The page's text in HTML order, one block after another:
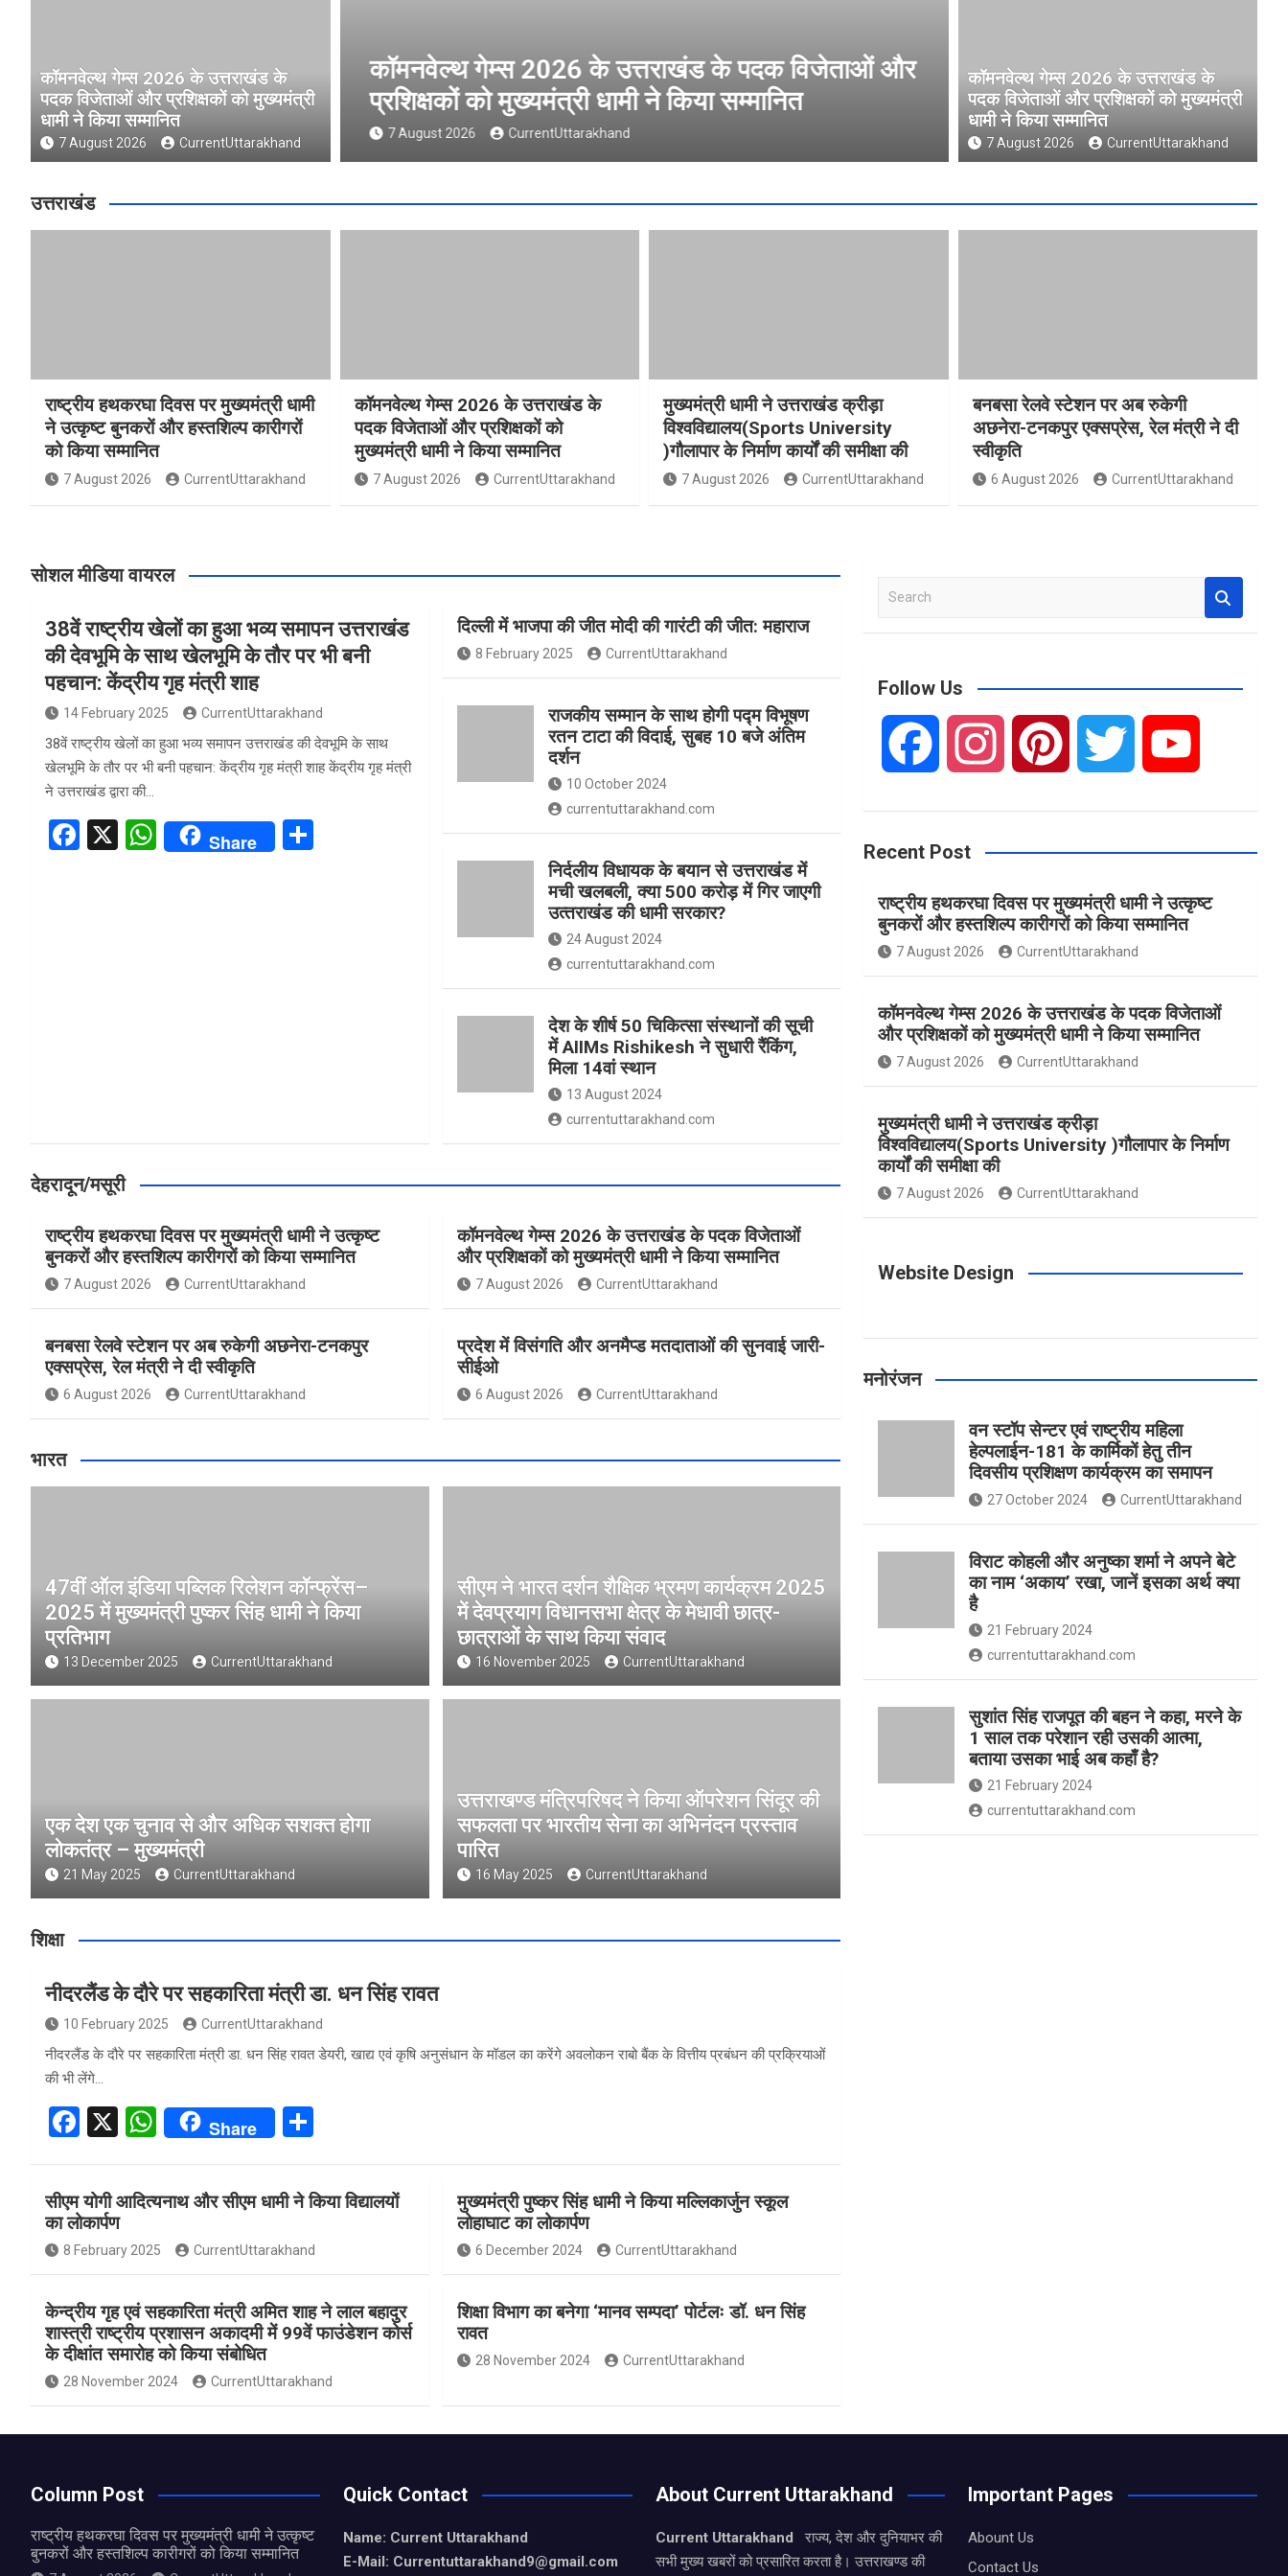
कॉमनवेल्थ गेम्स 2026 के उत्तराखंड के
पदक विजेताओं और प्रशिक्षकों को मुख्यमंत्री
धामी ने किया सम्मानित
7 August 2026 CurrentUttarakhand
धामी ने उत्कृष्ट बुनकरों
सम्मानित
कॉमनवेल्थ गेम्स 2026 के उत्तराखंड के पदक विजेताओं और
प्रशिक्षकों को मुख्यमंत्री धामी ने किया सम्मानित
7 August 2026 CurrentUttarakhand
मुख्यमंत्री धामी ने उत्तराखंड
University )गौलापार के निर्माण
कॉमनवेल्थ गेम्स 2026 के उत्तराखंड के
पदक विजेताओं और प्रशिक्षकों को मुख्यमंत्री
धामी ने किया सम्मानित
7 August 2026 CurrentUttarakhand
उत्तराखंड
राष्ट्रीय हथकरघा दिवस पर मुख्यमंत्री धामी
ने उत्कृष्ट बुनकरों और हस्तशिल्प कारीगरों
को किया सम्मानित
7 August 2026 CurrentUttarakhand
कॉमनवेल्थ गेम्स 2026 के उत्तराखंड के
पदक विजेताओं और प्रशिक्षकों को
मुख्यमंत्री धामी ने किया सम्मानित
7 August 2026 CurrentUttarakhand
मुख्यमंत्री धामी ने उत्तराखंड क्रीड़ा
विश्वविद्यालय(Sports University
)गौलापार के निर्माण कार्यों की समीक्षा की
7 August 2026 CurrentUttarakhand
बनबसा रेलवे स्टेशन पर अब रुकेगी
अछनेरा-टनकपुर एक्सप्रेस, रेल मंत्री ने दी
स्वीकृति
6 August 2026 CurrentUttarakhand
सोशल मीडिया वायरल
38वें राष्ट्रीय खेलों का हुआ भव्य समापन उत्तराखंड
की देवभूमि के साथ खेलभूमि के तौर पर भी बनी
पहचान: केंद्रीय गृह मंत्री शाह
14 February 2025 CurrentUttarakhand
38वें राष्ट्रीय खेलों का हुआ भव्य समापन उत्तराखंड की देवभूमि के साथ
खेलभूमि के तौर पर भी बनी पहचान: केंद्रीय गृह मंत्री शाह केंद्रीय गृह मंत्री
ने उत्तराखंड द्वारा की…
F
X
W
Share
दिल्ली में भाजपा की जीत मोदी की गारंटी की जीत: महाराज
8 February 2025 CurrentUttarakhand
राजकीय सम्मान के साथ होगी पद्म विभूषण
रतन टाटा की विदाई, सुबह 10 बजे अंतिम
दर्शन
10 October 2024
currentuttarakhand.com
निर्दलीय विधायक के बयान से उत्तराखंड में
मची खलबली, क्‍या 500 करोड़ में गिर जाएगी
उत्‍तराखंड की धामी सरकार?
24 August 2024
currentuttarakhand.com
देश के शीर्ष 50 चिकित्सा संस्थानों की सूची
में AIIMs Rishikesh ने सुधारी रैंकिंग,
मिला 14वां स्थान
13 August 2024
currentuttarakhand.com
देहरादून/मसूरी
राष्ट्रीय हथकरघा दिवस पर मुख्यमंत्री धामी ने उत्कृष्ट
बुनकरों और हस्तशिल्प कारीगरों को किया सम्मानित
7 August 2026 CurrentUttarakhand
कॉमनवेल्थ गेम्स 2026 के उत्तराखंड के पदक विजेताओं
और प्रशिक्षकों को मुख्यमंत्री धामी ने किया सम्मानित
7 August 2026 CurrentUttarakhand
बनबसा रेलवे स्टेशन पर अब रुकेगी अछनेरा-टनकपुर
एक्सप्रेस, रेल मंत्री ने दी स्वीकृति
6 August 2026 CurrentUttarakhand
प्रदेश में विसंगति और अनमैप्ड मतदाताओं की सुनवाई जारी-
सीईओ
6 August 2026 CurrentUttarakhand
भारत
47वीं ऑल इंडिया पब्लिक रिलेशन कॉन्फ्रेंस–
2025 में मुख्यमंत्री पुष्कर सिंह धामी ने किया
प्रतिभाग
13 December 2025 CurrentUttarakhand
सीएम ने भारत दर्शन शैक्षिक भ्रमण कार्यक्रम 2025
में देवप्रयाग विधानसभा क्षेत्र के मेधावी छात्र-
छात्राओं के साथ किया संवाद
16 November 2025 CurrentUttarakhand
एक देश एक चुनाव से और अधिक सशक्त होगा
लोकतंत्र – मुख्यमंत्री
21 May 2025 CurrentUttarakhand
उत्तराखण्ड मंत्रिपरिषद ने किया ऑपरेशन सिंदूर की
सफलता पर भारतीय सेना का अभिनंदन प्रस्ताव
पारित
16 May 2025 CurrentUttarakhand
शिक्षा
नीदरलैंड के दौरे पर सहकारिता मंत्री डा. धन सिंह रावत
10 February 2025 CurrentUttarakhand
नीदरलैंड के दौरे पर सहकारिता मंत्री डा. धन सिंह रावत डेयरी, खाद्य एवं कृषि अनुसंधान के मॉडल का करेंगे अवलोकन राबो बैंक के वित्तीय प्रबंधन की प्रक्रियाओं
की भी लेंगे…
F
ce
b
o
o
k
X
W
s
A
p
p
Share
ar
e
सीएम योगी आदित्यनाथ और सीएम धामी ने किया विद्यालयों
का लोकार्पण
8 February 2025 CurrentUttarakhand
मुख्यमंत्री पुष्कर सिंह धामी ने किया मल्लिकार्जुन स्कूल
लोहाघाट का लोकार्पण
6 December 2024 CurrentUttarakhand
केन्द्रीय गृह एवं सहकारिता मंत्री अमित शाह ने लाल बहादुर
शास्त्री राष्ट्रीय प्रशासन अकादमी में 99वें फाउंडेशन कोर्स
के दीक्षांत समारोह को किया संबोधित
28 November 2024 CurrentUttarakhand
शिक्षा विभाग का बनेगा ‘मानव सम्पदा’ पोर्टलः डॉ. धन सिंह
रावत
28 November 2024 CurrentUttarakhand
a
c
Follow Us
c
e
b
o
o
k
s
t
a
g
r
a
m
n
t
e
r
e
s
t
i
t
t
e
r
u
u
b
e
Recent Post
राष्ट्रीय हथकरघा दिवस पर मुख्यमंत्री धामी ने उत्कृष्ट
बुनकरों और हस्तशिल्प कारीगरों को किया सम्मानित
7 August 2026 CurrentUttarakhand
कॉमनवेल्थ गेम्स 2026 के उत्तराखंड के पदक विजेताओं
और प्रशिक्षकों को मुख्यमंत्री धामी ने किया सम्मानित
7 August 2026 CurrentUttarakhand
मुख्यमंत्री धामी ने उत्तराखंड क्रीड़ा
विश्वविद्यालय(Sports University )गौलापार के निर्माण
कार्यों की समीक्षा की
7 August 2026 CurrentUttarakhand
Website Design
मनोरंजन
वन स्टॉप सेन्टर एवं राष्ट्रीय महिला
हेल्पलाईन-181 के कार्मिकों हेतु तीन
दिवसीय प्रशिक्षण कार्यक्रम का समापन
27 October 2024 CurrentUttarakhand
विराट कोहली और अनुष्का शर्मा ने अपने बेटे
का नाम ‘अकाय’ रखा, जानें इसका अर्थ क्‍या
है
21 February 2024
currentuttarakhand.com
सुशांत सिंह राजपूत की बहन ने कहा, मरने के
1 साल तक परेशान रही उसकी आत्मा,
बताया उसका भाई अब कहाँ है?
21 February 2024
currentuttarakhand.com
Column Post
राष्ट्रीय हथकरघा दिवस पर मुख्यमंत्री धामी ने उत्कृष्ट
बुनकरों और हस्तशिल्प कारीगरों को किया सम्मानित
Quick Contact
Name: Current Uttarakhand
E-Mail: Currentuttarakhand9@gmail.com
About Current Uttarakhand
Current Uttarakhand
राज्य, देश और दुनियाभर की
सभी मुख्य खबरों को प्रसारित करता है। उत्तराखण्ड की
Important Pages
Abount Us
Contact Us